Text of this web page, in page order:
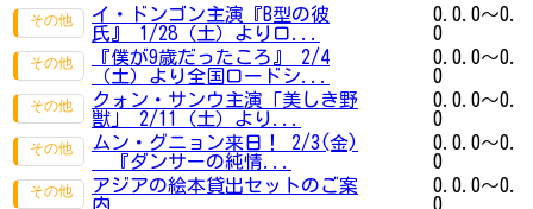
イ・ドンゴン主演『B型の彼
氏』 1/28（土）よりロ...
0.0.0～0.
0
『僕が9歳だったころ』 2/4
（土）より全国ロードシ...
0.0.0～0.
0
クォン・サンウ主演「美しき野
獣」 2/11（土）より...
0.0.0～0.
0
ムン・グニョン来日！ 2/3(金)
『ダンサーの純情...
0.0.0～0.
0
アジアの絵本貸出セットのご案
内
0.0.0～0.
0